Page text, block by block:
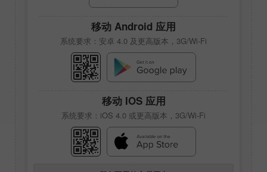
移动 Android 应用
系统要求：安卓 4.0 及更高版本，3G/Wi-Fi
移动 IOS 应用
系统要求：iOS 4.0 或更高版本，3G/Wi-Fi